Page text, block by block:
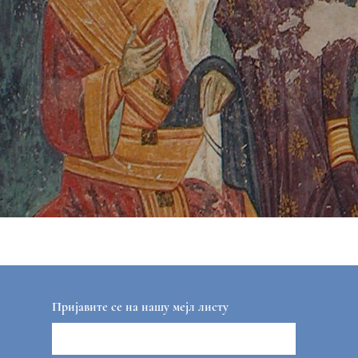
Пријавите се на нашу мејл листу